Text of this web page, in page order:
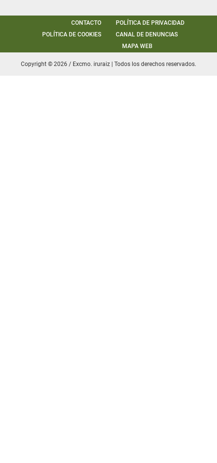
CONTACTO
POLÍTICA DE PRIVACIDAD
POLÍTICA DE COOKIES
CANAL DE DENUNCIAS
MAPA WEB
Copyright © 2026 / Excmo. iruraiz | Todos los derechos reservados.